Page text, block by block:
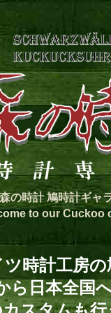
の時計 鳩時計ギャ
to our Cuckoo
時計工房の
ら日本全国